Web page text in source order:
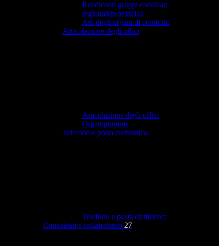
Rendiconti gruppi consiliari
regionali/provinciali
Atti degli organi di controllo
Articolazione degli uffici
Articolazione degli uffici
Organigramma
Telefono e posta elettronica
Telefono e posta elettronica
Consulenti e collaboratori 27